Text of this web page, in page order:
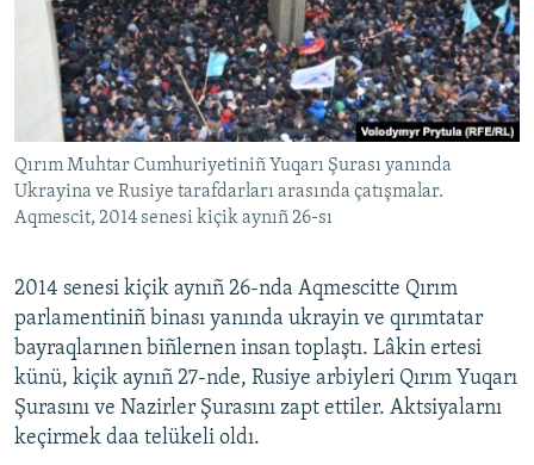
Qırım Muhtar Cumhuriyetiniñ Yuqarı Şurası yanında
Ukrayina ve Rusiye tarafdarları arasında çatışmalar.
Aqmescit, 2014 senesi kiçik aynıñ 26-sı
2014 senesi kiçik aynıñ 26-nda Aqmescitte Qırım
parlamentiniñ binası yanında ukrayin ve qırımtatar
bayraqlarınen biñlernen insan toplaştı. Lâkin ertesi
künü, kiçik aynıñ 27-nde, Rusiye arbiyleri Qırım Yuqarı
Şurasını ve Nazirler Şurasını zapt ettiler. Aktsiyalarnı
keçirmek daa telükeli oldı.